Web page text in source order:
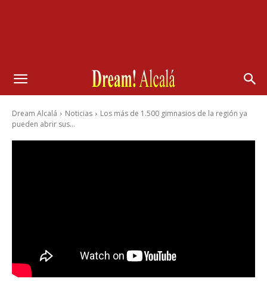
Dream Alcalá Noticias
Los más de 1.500 gimnasios de la región ya
pueden abrir sus...